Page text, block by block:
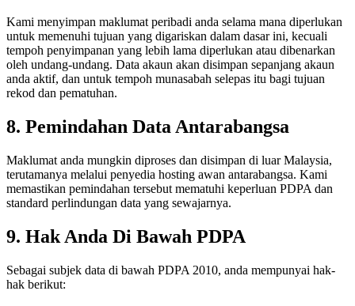
Kami menyimpan maklumat peribadi anda selama mana diperlukan
untuk memenuhi tujuan yang digariskan dalam dasar ini, kecuali
tempoh penyimpanan yang lebih lama diperlukan atau dibenarkan
oleh undang-undang. Data akaun akan disimpan sepanjang akaun
anda aktif, dan untuk tempoh munasabah selepas itu bagi tujuan
rekod dan pematuhan.
8. Pemindahan Data Antarabangsa
Maklumat anda mungkin diproses dan disimpan di luar Malaysia,
terutamanya melalui penyedia hosting awan antarabangsa. Kami
memastikan pemindahan tersebut mematuhi keperluan PDPA dan
standard perlindungan data yang sewajarnya.
9. Hak Anda Di Bawah PDPA
Sebagai subjek data di bawah PDPA 2010, anda mempunyai hak-
hak berikut: